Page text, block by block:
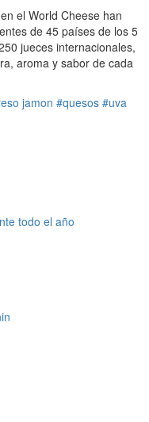
el World Cheese han
de 45 países de los 5
jueces internacionales,
aroma y sabor de cada
jamon #quesos #uva
todo el año